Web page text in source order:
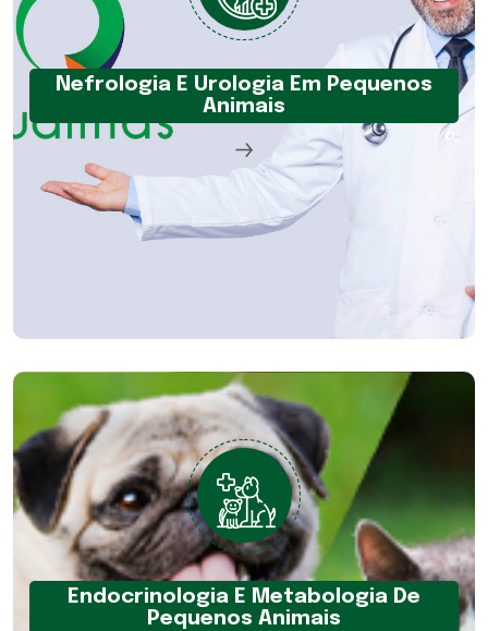
Nefrologia E Urologia Em Pequenos
Animais
Endocrinologia E Metabologia De
Pequenos Animais